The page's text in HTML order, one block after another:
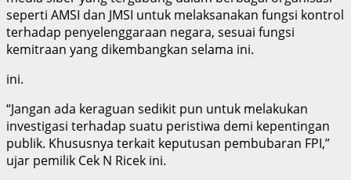
seperti AMSI dan JMSI untuk melaksanakan fungsi kontrol
terhadap penyelenggaraan negara, sesuai fungsi
kemitraan yang dikembangkan selama ini.
ini.
“Jangan ada keraguan sedikit pun untuk melakukan
investigasi terhadap suatu peristiwa demi kepentingan
publik. Khususnya terkait keputusan pembubaran FPI,”
ujar pemilik Cek N Ricek ini.